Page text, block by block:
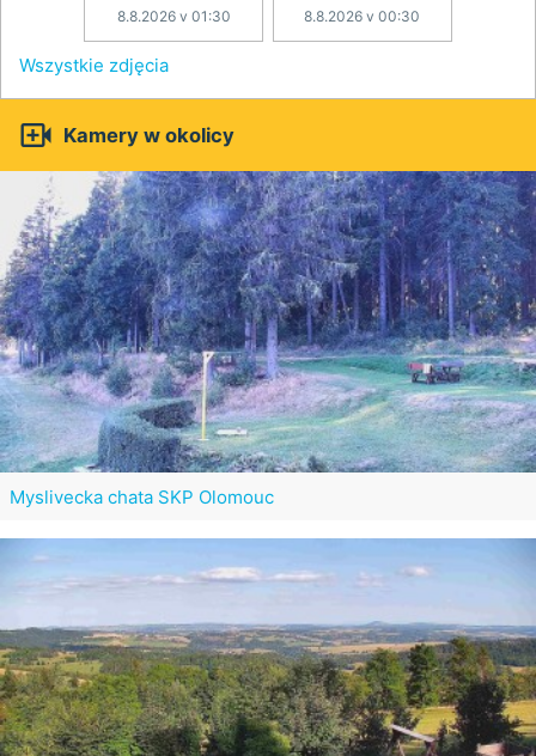
8.8.2026 v 01:30 8.8.2026 v 00:30
Wszystkie zdjęcia
 Kamery w okolicy
Myslivecka chata SKP Olomouc